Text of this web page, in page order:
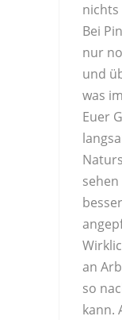
nichts
Bei
nur
und
was
Euer
an
so
kann.